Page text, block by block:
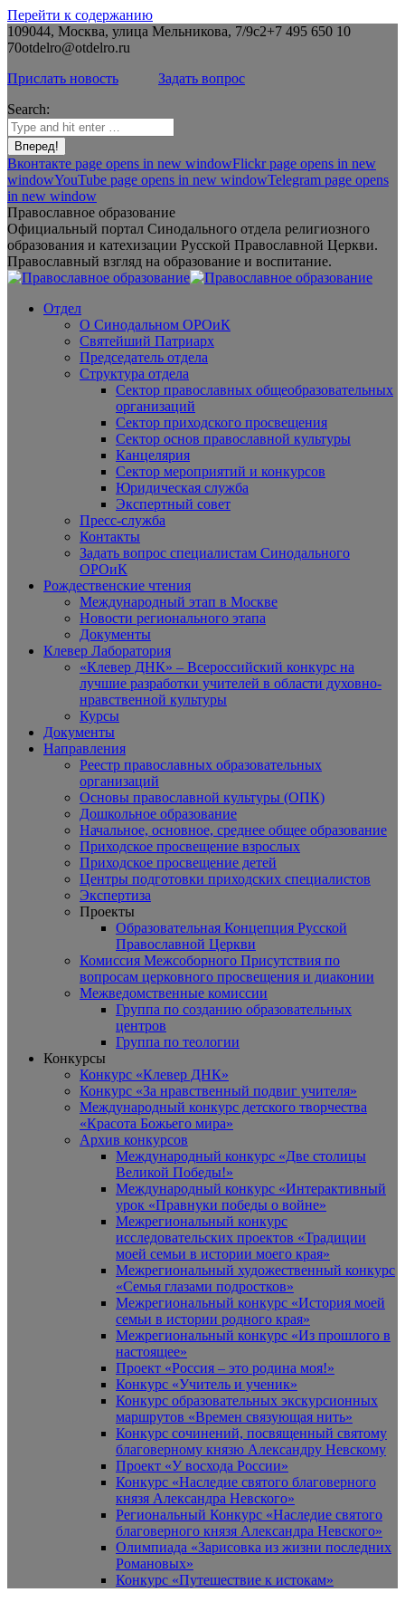
Перейти к содержанию
109044, Москва, улица Мельникова, 7/9с2+7 495 650 10
70otdelro@otdelro.ru
Прислать новость
Задать вопрос
Search:
Вконтакте page opens in new windowFlickr page opens in new
windowYouTube page opens in new windowTelegram page opens
in new window
Православное образование
Официальный портал Синодального отдела религиозного
образования и катехизации Русской Православной Церкви.
Православный взгляд на образование и воспитание.
Отдел
О Синодальном ОРОиК
Святейший Патриарх
Председатель отдела
Структура отдела
Сектор православных общеобразовательных
организаций
Сектор приходского просвещения
Сектор основ православной культуры
Канцелярия
Сектор мероприятий и конкурсов
Юридическая служба
Экспертный совет
Пресс-служба
Контакты
Задать вопрос специалистам Синодального
ОРОиК
Рождественские чтения
Международный этап в Москве
Новости регионального этапа
Документы
Клевер Лаборатория
«Клевер ДНК» – Всероссийский конкурс на
лучшие разработки учителей в области духовно-
нравственной культуры
Курсы
Документы
Направления
Реестр православных образовательных
организаций
Основы православной культуры (ОПК)
Дошкольное образование
Начальное, основное, среднее общее образование
Приходское просвещение взрослых
Приходское просвещение детей
Центры подготовки приходских специалистов
Экспертиза
Проекты
Образовательная Концепция Русской
Православной Церкви
Комиссия Межсоборного Присутствия по
вопросам церковного просвещения и диаконии
Межведомственные комиссии
Группа по созданию образовательных
центров
Группа по теологии
Конкурсы
Конкурс «Клевер ДНК»
Конкурс «За нравственный подвиг учителя»
Международный конкурс детского творчества
«Красота Божьего мира»
Архив конкурсов
Международный конкурс «Две столицы
Великой Победы!»
Международный конкурс «Интерактивный
урок «Правнуки победы о войне»
Межрегиональный конкурс
исследовательских проектов «Традиции
моей семьи в истории моего края»
Межрегиональный художественный конкурс
«Семья глазами подростков»
Межрегиональный конкурс «История моей
семьи в истории родного края»
Межрегиональный конкурс «Из прошлого в
настоящее»
Проект «Россия – это родина моя!»
Конкурс «Учитель и ученик»
Конкурс образовательных экскурсионных
маршрутов «Времен связующая нить»
Конкурс сочинений, посвященный святому
благоверному князю Александру Невскому
Проект «У восхода России»
Конкурс «Наследие святого благоверного
князя Александра Невского»
Региональный Конкурс «Наследие святого
благоверного князя Александра Невского»
Олимпиада «Зарисовка из жизни последних
Романовых»
Конкурс «Путешествие к истокам»